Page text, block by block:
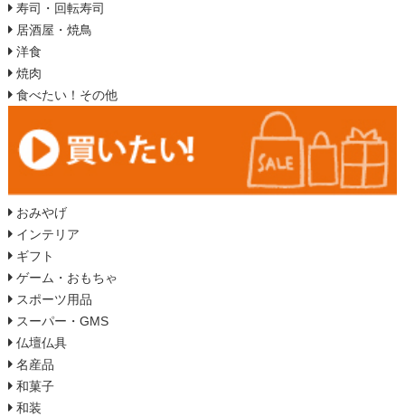
寿司・回転寿司
居酒屋・焼鳥
洋食
焼肉
食べたい！その他
おみやげ
インテリア
ギフト
ゲーム・おもちゃ
スポーツ用品
スーパー・GMS
仏壇仏具
名産品
和菓子
和装